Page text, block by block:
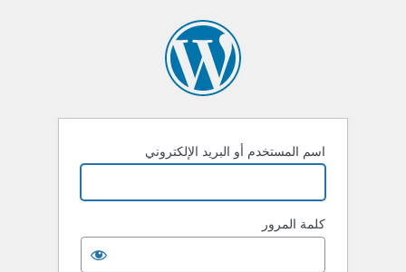
اسم المستخدم أو البريد الإلكتروني
كلمة المرور